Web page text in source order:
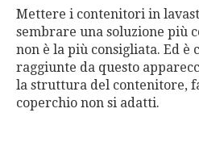
Mettere i contenitori in
sembrare una soluzione più
non è la più consigliata. Ed è
raggiunte da questo
la struttura del contenitore,
coperchio non si adatti.